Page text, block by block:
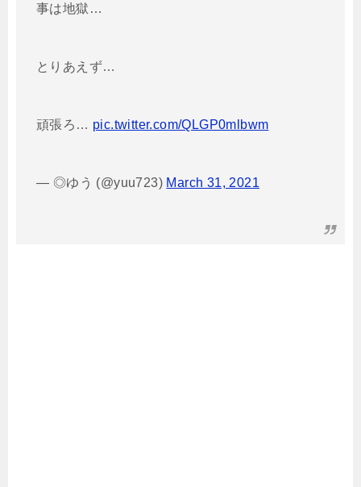
事は地獄…
とりあえず…
頑張ろ… pic.twitter.com/QLGP0mlbwm
— ◎ゆう (@yuu723) March 31, 2021